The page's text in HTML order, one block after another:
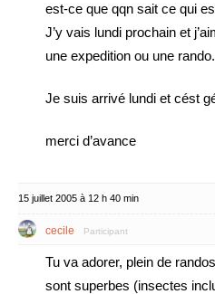
est-ce que qqn sait ce qui
J’y vais lundi prochain et
une expedition ou une rando.
Je suis arrivé lundi et cést
merci d’avance
15 juillet 2005 à 12 h 40 min
cecile Participant
Tu va adorer, plein de
sont superbes (insectes